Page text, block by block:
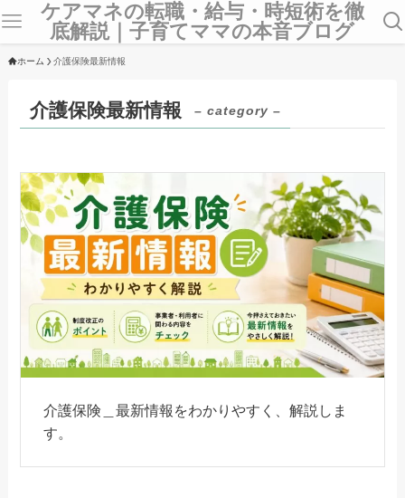
ケアマネの転職・給与・時短術を徹
底解説｜子育てママの本音ブログ
ホーム 介護保険最新情報
介護保険最新情報 – category –
介護保険＿最新情報をわかりやすく、解説しま
す。